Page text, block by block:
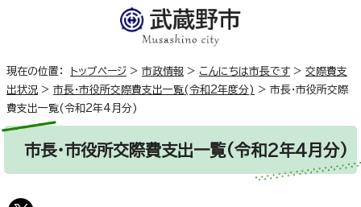
現在の位置： トップページ > 市政情報 > こんにちは市長です > 交際費支
出状況 > 市長・市役所交際費支出一覧(令和2年度分) > 市長・市役所交際
費支出一覧(令和2年4月分)
市長・市役所交際費支出一覧(令和2年4月分)